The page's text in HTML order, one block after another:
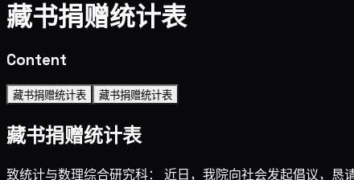
藏书捐赠统计表
Content
藏书捐赠统计表 藏书捐赠统计表
藏书捐赠统计表
致统计与数理综合研究科： 近日，我院向社会发起倡议，